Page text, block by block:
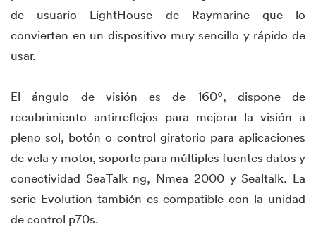
de usuario LightHouse de Raymarine que lo
convierten en un dispositivo muy sencillo y rápido de
usar.
El ángulo de visión es de 160º, dispone de
recubrimiento antirreflejos para mejorar la visión a
pleno sol, botón o control giratorio para aplicaciones
de vela y motor, soporte para múltiples fuentes datos y
conectividad SeaTalk ng, Nmea 2000 y Sealtalk. La
serie Evolution también es compatible con la unidad
de control p70s.